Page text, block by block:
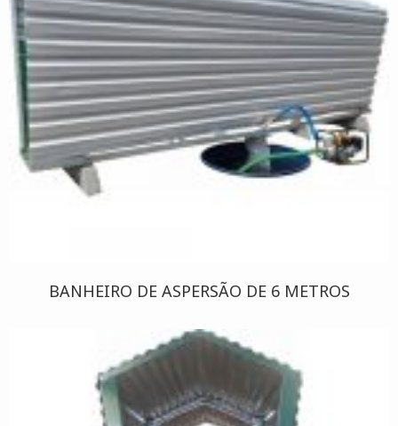
BANHEIRO DE ASPERSÃO DE 6 METROS